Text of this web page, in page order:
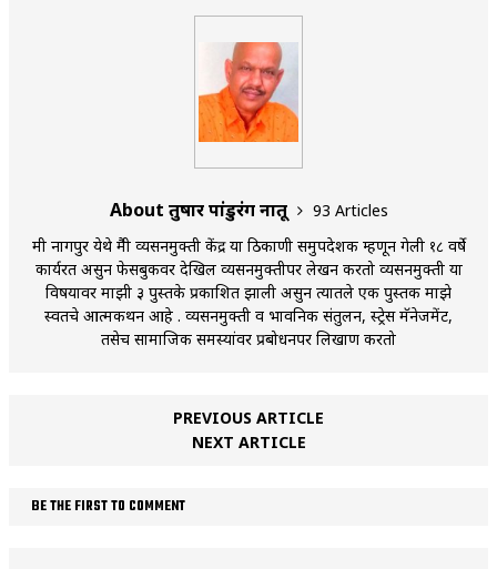
About तुषार पांडुरंग नातू
93 Articles
मी नागपुर येथे मैत्री व्यसनमुक्ती केंद्र या ठिकाणी समुपदेशक म्हणून गेली १८ वर्षे
कार्यरत असुन फेसबुकवर देखिल व्यसनमुक्तीपर लेखन करतो व्यसनमुक्ती या
विषयावर माझी ३ पुस्तके प्रकाशित झाली असुन त्यातले एक पुस्तक माझे
स्वतचे आत्मकथन आहे . व्यसनमुक्ती व भावनिक संतुलन, स्ट्रेस मॅनेजमेंट,
तसेच सामाजिक समस्यांवर प्रबोधनपर लिखाण करतो
PREVIOUS ARTICLE
NEXT ARTICLE
BE THE FIRST TO COMMENT